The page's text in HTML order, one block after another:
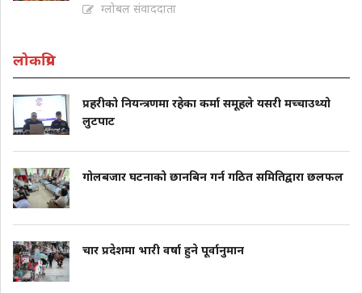
ग्लोबल संवाददाता
लोकप्रिय
प्रहरीको नियन्त्रणमा रहेका कर्मा समूहले यसरी मच्चाउथ्यो
लुटपाट
गोलबजार घटनाको छानबिन गर्न गठित समितिद्वारा छलफल
चार प्रदेशमा भारी वर्षा हुने पूर्वानुमान